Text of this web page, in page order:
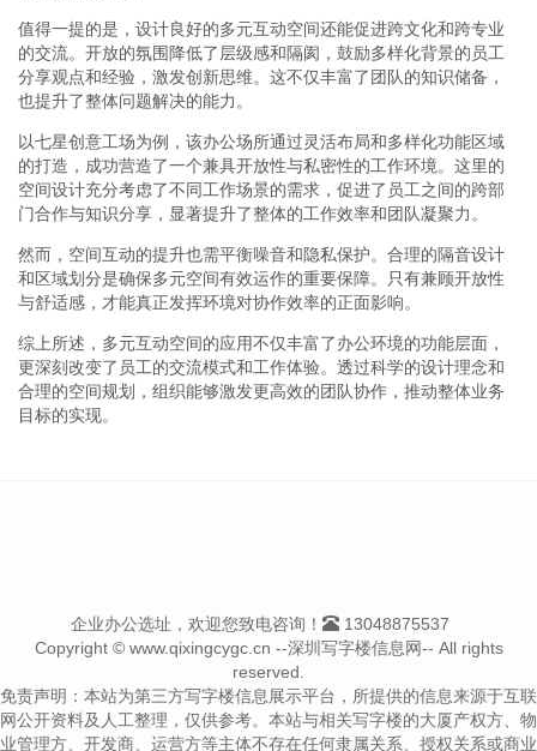
值得一提的是，设计良好的多元互动空间还能促进跨文化和跨专业
的交流。开放的氛围降低了层级感和隔阂，鼓励多样化背景的员工
分享观点和经验，激发创新思维。这不仅丰富了团队的知识储备，
也提升了整体问题解决的能力。
以七星创意工场为例，该办公场所通过灵活布局和多样化功能区域
的打造，成功营造了一个兼具开放性与私密性的工作环境。这里的
空间设计充分考虑了不同工作场景的需求，促进了员工之间的跨部
门合作与知识分享，显著提升了整体的工作效率和团队凝聚力。
然而，空间互动的提升也需平衡噪音和隐私保护。合理的隔音设计
和区域划分是确保多元空间有效运作的重要保障。只有兼顾开放性
与舒适感，才能真正发挥环境对协作效率的正面影响。
综上所述，多元互动空间的应用不仅丰富了办公环境的功能层面，
更深刻改变了员工的交流模式和工作体验。透过科学的设计理念和
合理的空间规划，组织能够激发更高效的团队协作，推动整体业务
目标的实现。
企业办公选址，欢迎您致电咨询！
13048875537
Copyright © www.qixingcygc.cn --深圳写字楼信息网-- All rights
reserved.
免责声明：本站为第三方写字楼信息展示平台，所提供的信息来源于互联
网公开资料及人工整理，仅供参考。本站与相关写字楼的大厦产权方、物
业管理方、开发商、运营方等主体不存在任何隶属关系、授权关系或商业